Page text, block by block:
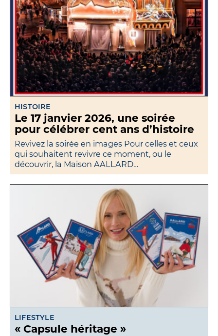
HISTOIRE
Le 17 janvier 2026, une soirée
pour célébrer cent ans d’histoire
Revivez la soirée en images Pour celles et ceux
qui souhaitent revivre ce moment, ou le
découvrir, la Maison AALLARD…
LIFESTYLE
« Capsule héritage »